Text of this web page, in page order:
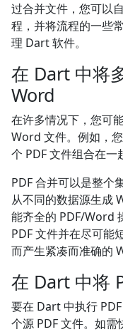
过合并文件，您可以
程，并将流程的一些
理 Dart 软件。
在 Dart 中将
Word
在许多情况下，您可
Word 文件。例如，
个 PDF 文件组合在一
PDF 合并可以是整个
从不同的数据源生成
能齐全的 PDF/Word
PDF 文件并在尽可能
而产生紧凑而准确的
在 Dart 中将
要在 Dart 中执行
个源 PDF 文件。如